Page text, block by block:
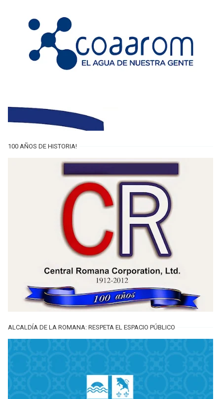
100 AÑOS DE HISTORIA!
ALCALDÍA DE LA ROMANA: RESPETA EL ESPACIO PÚBLICO